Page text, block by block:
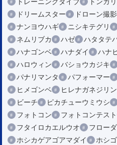
ドリームスター
ドローン撮影
ナンヨウハギ
ニシキテグリ
ネムリブカ
ハゼ ハタタテ
ハナゴンベ
ハナダイ ハナ
ハロウィン
バショウカジキ
パナリマンタ
パフォーマー
ヒメゴンベ
ヒレナガネジリ
ビーチ
ピカチューウミウシ
フォトコン
フォトコンテスト
フタイロカエルウオ
フロー
ホシカゲアゴアマダイ
ホシ